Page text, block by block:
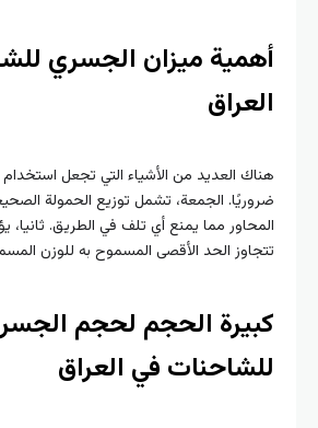
أهمية ميزان الجسري
العراق
هناك العديد من الأشياء التي تجعل استخدام
ضروريًا. الجمعة، تشمل توزيع الحمولة
المحاور مما يمنع أي تلف في الطريق. ثانيا،
تتجاوز الحد الأقصى المسموح به للوزن
كبيرة الحجم لحجم
للشاحنات في العراق